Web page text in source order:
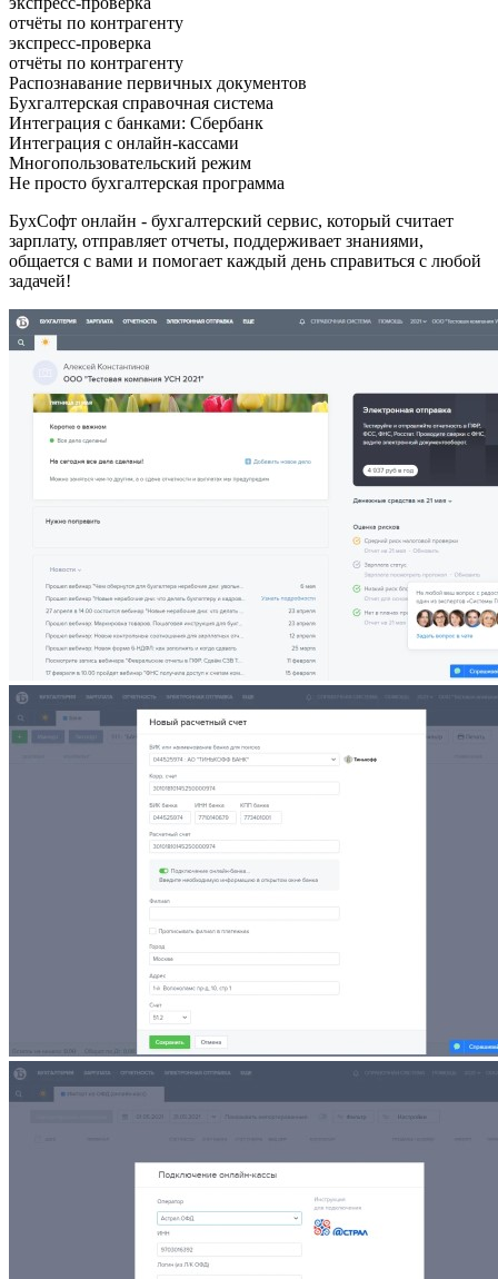
отчёты по контрагенту
экспресс-проверка
отчёты по контрагенту
Распознавание первичных документов
Бухгалтерская справочная система
Интеграция с банками: Сбербанк
Интеграция с онлайн-кассами
Многопользовательский режим
Не просто бухгалтерская программа
БухСофт онлайн - бухгалтерский сервис, который считает
зарплату, отправляет отчеты, поддерживает знаниями,
общается с вами и помогает каждый день справиться с любой
задачей!